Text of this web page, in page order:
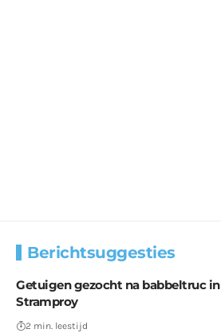
Berichtsuggesties
Getuigen gezocht na babbeltruc in
Stramproy
2 min. leestijd